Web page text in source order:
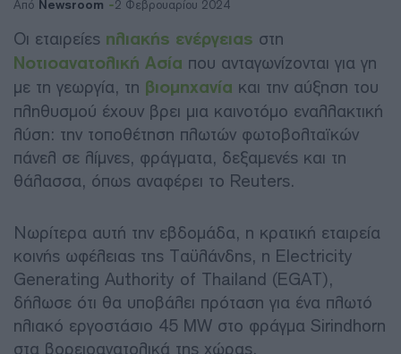
Από Newsroom 2 Φεβρουαρίου 2024
Οι εταιρείες ηλιακής ενέργειας στη
Νοτιοανατολική Ασία που ανταγωνίζονται για γη
με τη γεωργία, τη βιομηχανία και την αύξηση του
πληθυσμού έχουν βρει μια καινοτόμο εναλλακτική
λύση: την τοποθέτηση πλωτών φωτοβολταϊκών
πάνελ σε λίμνες, φράγματα, δεξαμενές και τη
θάλασσα, όπως αναφέρει το Reuters.
Νωρίτερα αυτή την εβδομάδα, η κρατική εταιρεία
κοινής ωφέλειας της Ταϋλάνδης, η Electricity
Generating Authority of Thailand (EGAT),
δήλωσε ότι θα υποβάλει πρόταση για ένα πλωτό
ηλιακό εργοστάσιο 45 MW στο φράγμα Sirindhorn
στα βορειοανατολικά της χώρας.